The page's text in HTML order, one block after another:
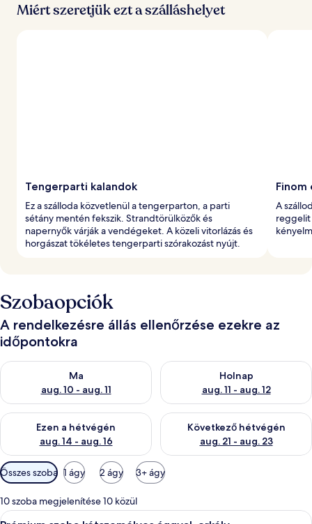
Miért szeretjük ezt a szálláshelyet
Tengerparti kalandok
Ez a szálloda közvetlenül a tengerparton, a parti
sétány mentén fekszik. Strandtörülközők és
napernyők várják a vendégeket. A közeli vitorlázás és
horgászat tökéletes tengerparti szórakozást nyújt.
Finom
A
reggelit
Szobaopciók
A rendelkezésre állás ellenőrzése ezekre az
időpontokra
Ma
aug. 10 - aug. 11
A ma esti rendelkezésre állás ellenőrzése: aug. 10 - aug. 11
Holnap
aug. 11 - aug. 12
A holnapi rendelkezésre állás
Ezen a hétvégén
aug. 14 - aug. 16
A mostani hétvégi rendelkezésre állás ellenőrzése: aug. 14 -
Következő hétvégén
aug. 21 - aug. 23
A következő hétvégi
Szobákhoz
rendelkezésre
álló
szűrők
Összes szoba 1 ágy 2 ágy 3+ ágy
10 szoba megjelenítése 10 közül
A
Egy szállodai szoba, amelyben egy